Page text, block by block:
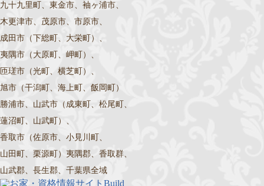
九十九里町、東金市、袖ヶ浦市、
木更津市、茂原市、市原市、
成田市（下総町、大栄町）、
夷隅市（大原町、岬町）、
匝瑳市（光町、横芝町）、
旭市（干潟町、海上町、飯岡町）
勝浦市、山武市（成東町、松尾町、
蓮沼町、山武町）、
香取市（佐原市、小見川町、
山田町、栗源町）夷隅郡、香取群、
山武郡、長生郡、千葉県全域